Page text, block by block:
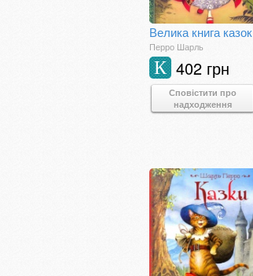
Велика книга казок
Перро Шарль
402 грн
К
Сповістити про
надходження